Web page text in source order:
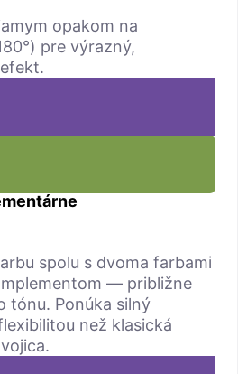
opakom na
pre výrazný,
spolu s dvoma farbami
— približne
tónu. Ponúka silný
než klasická